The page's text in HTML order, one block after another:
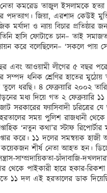
কমরেড তাজুল ইসলামকে
জিয়া, এরশাদ কেউই
মর্যাদা ও ন্যায় বিচার প্রতিষ্ঠার
হাসি ফোটাতে চান– তাই
করে বলেছিলেন– ‘সকলে পায়
এবং আওয়ামী লীগের ৫ বছর পরে
সম্পদ ধনিক শ্রেণির হাতের
ধরছি। ৪ ফেব্রুয়ারি ২০০২
মধ্য দিয়ে গত ২ ফেব্রুয়ারি
সরকারের ফ্যাসিবাদী চরিত্রের
সময় পুলিশ রাজধানী
‘নতুন কথা’র স্টাফ
করে। ১১ দলের সমন্বয়ক
শীর্ষ নেতা আহত হন।
সাম্প্রদায়িকতা-চাঁদাবাজি-
থেকে পাইকারী হারে হকার-
১১ দল এই হরতালের ডাক